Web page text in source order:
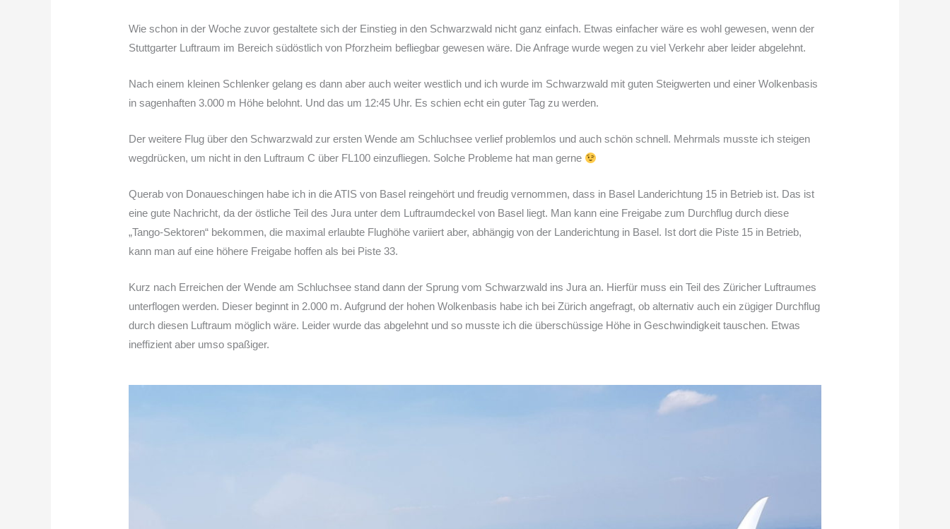
Wie schon in der Woche zuvor gestaltete sich der Einstieg in den Schwarzwald nicht ganz einfach. Etwas einfacher wäre es wohl gewesen, wenn der
Stuttgarter Luftraum im Bereich südöstlich von Pforzheim befliegbar gewesen wäre. Die Anfrage wurde wegen zu viel Verkehr aber leider abgelehnt.
Nach einem kleinen Schlenker gelang es dann aber auch weiter westlich und ich wurde im Schwarzwald mit guten Steigwerten und einer Wolkenbasis
in sagenhaften 3.000 m Höhe belohnt. Und das um 12:45 Uhr. Es schien echt ein guter Tag zu werden.
Der weitere Flug über den Schwarzwald zur ersten Wende am Schluchsee verlief problemlos und auch schön schnell. Mehrmals musste ich steigen
wegdrücken, um nicht in den Luftraum C über FL100 einzufliegen. Solche Probleme hat man gerne
Querab von Donaueschingen habe ich in die ATIS von Basel reingehört und freudig vernommen, dass in Basel Landerichtung 15 in Betrieb ist. Das ist
eine gute Nachricht, da der östliche Teil des Jura unter dem Luftraumdeckel von Basel liegt. Man kann eine Freigabe zum Durchflug durch diese
„Tango-Sektoren“ bekommen, die maximal erlaubte Flughöhe variiert aber, abhängig von der Landerichtung in Basel. Ist dort die Piste 15 in Betrieb,
kann man auf eine höhere Freigabe hoffen als bei Piste 33.
Kurz nach Erreichen der Wende am Schluchsee stand dann der Sprung vom Schwarzwald ins Jura an. Hierfür muss ein Teil des Züricher Luftraumes
unterflogen werden. Dieser beginnt in 2.000 m. Aufgrund der hohen Wolkenbasis habe ich bei Zürich angefragt, ob alternativ auch ein zügiger Durchflug
durch diesen Luftraum möglich wäre. Leider wurde das abgelehnt und so musste ich die überschüssige Höhe in Geschwindigkeit tauschen. Etwas
ineffizient aber umso spaßiger.